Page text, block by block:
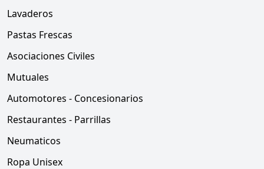
Lavaderos
Pastas Frescas
Asociaciones Civiles
Mutuales
Automotores - Concesionarios
Restaurantes - Parrillas
Neumaticos
Ropa Unisex